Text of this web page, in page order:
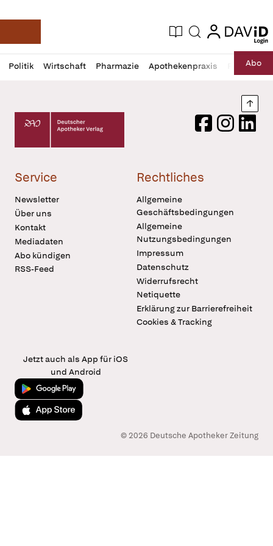
Deutsche Apotheker Zeitung
Aktuelle Ausgabe
Suche login
login
Politik Wirtschaft Pharmazie Apothekenpraxis RechtAbo
Profil
öffnen
Daz
Pur
Deutscher Apotheker Verlag Logo
FacebookInstagram
Service
Newsletter
Über uns
Kontakt
Mediadaten
Abo kündigen
RSS-Feed
Rechtliches
Allgemeine
Geschäftsbedingungen
Allgemeine
Nutzungsbedingungen
Impressum
Datenschutz
Widerrufsrecht
Netiquette
Erklärung zur Barrierefreiheit
Cookies & Tracking
Jetzt auch als App für iOS
und Android
Jetzt bei Google Play
Laden im App Store
© 2026 Deutsche Apotheker Zeitung